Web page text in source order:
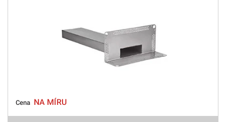
Cena NA MÍRU